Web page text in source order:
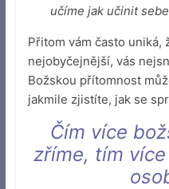
učíme jak učinit
Přitom vám často uniká,
nejobyčejnější, vás
Božskou přítomnost
jakmile zjistíte, jak se
Čím více
zříme, tím